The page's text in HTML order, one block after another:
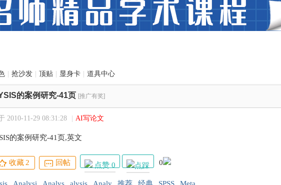
抢沙发 顶贴 显身卡 道具中心
的案例研究-41页 [推广有奖]
2010-11-29 08:31:28 AI写论文
的案例研究-41页,英文
收藏 2 回帖 点赞 0 0